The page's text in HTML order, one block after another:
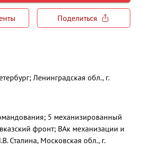
Поделиться
Ленинградская обл., г.
5 механизированный
фронт; ВАк механизации и
Сталина, Московская обл., г.